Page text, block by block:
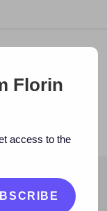
MOCAPP.
Florin
access to the